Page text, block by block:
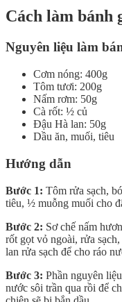
Cách làm bánh
Nguyên liệu làm
Cơm nóng: 400g
Tôm tươi: 200g
Nấm rơm: 50g
Cà rốt: ½ củ
Đậu Hà lan: 50g
Dầu ăn, muối, tiêu
Hướng dẫn
Bước 1: Tôm rửa sạch,
tiêu, ½ muỗng muối cho
Bước 2: Sơ chế nấm
rốt gọt vỏ ngoài, rửa
lan rửa sạch để cho ráo
Bước 3: Phần nguyên
nước sôi trần qua rồi để